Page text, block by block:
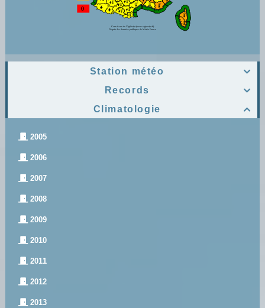

Station météo

Records

Climatologie
2005
2006
2007
2008
2009
2010
2011
2012
2013